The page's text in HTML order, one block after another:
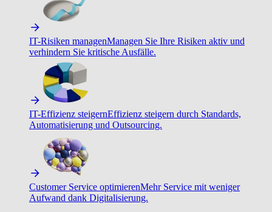
IT-Risiken managenManagen Sie Ihre Risiken aktiv und
verhindern Sie kritische Ausfälle.
IT-Effizienz steigernEffizienz steigern durch Standards,
Automatisierung und Outsourcing.
Customer Service optimierenMehr Service mit weniger
Aufwand dank Digitalisierung.